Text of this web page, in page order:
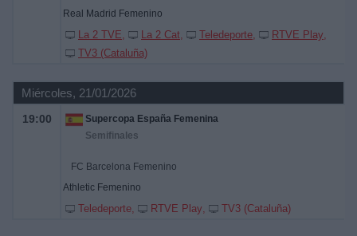
Real Madrid Femenino
La 2 TVE La 2 Cat Teledeporte
RTVE Play
TV3 (Cataluña)
Miércoles, 21/01/2026
19:00
Supercopa España Femenina
Semifinales
FC Barcelona Femenino
Athletic Femenino
Teledeporte RTVE Play TV3 (Cataluña)